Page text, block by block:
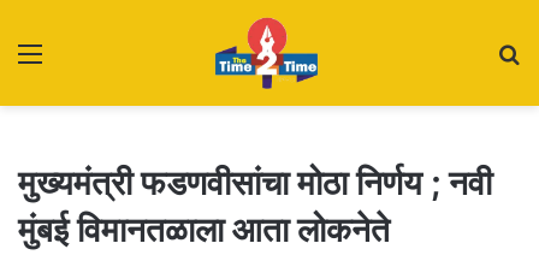
मुख्यमंत्री फडणवीसांचा मोठा निर्णय ; नवी
मुंबई विमानतळाला आता लोकनेते